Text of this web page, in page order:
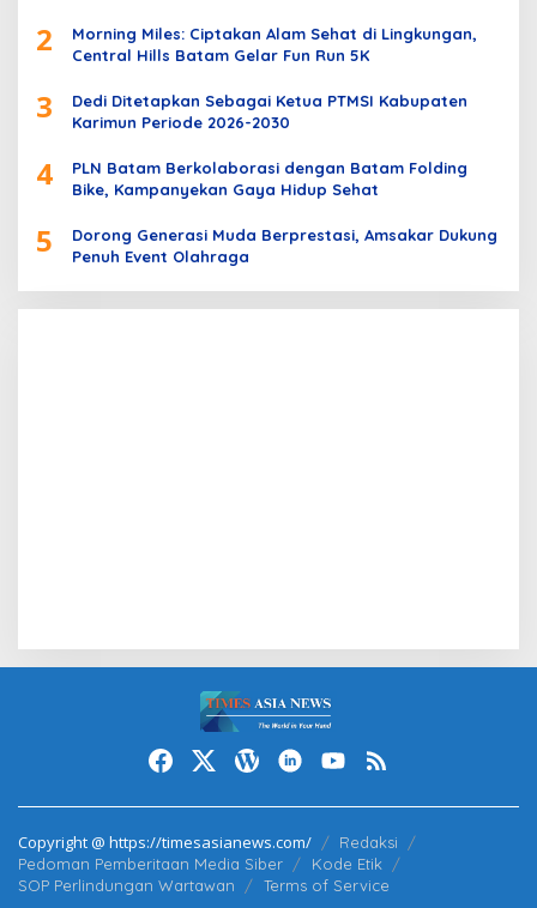
2
Morning Miles: Ciptakan Alam Sehat di Lingkungan,
Central Hills Batam Gelar Fun Run 5K
3
Dedi Ditetapkan Sebagai Ketua PTMSI Kabupaten
Karimun Periode 2026-2030
4
PLN Batam Berkolaborasi dengan Batam Folding
Bike, Kampanyekan Gaya Hidup Sehat
5
Dorong Generasi Muda Berprestasi, Amsakar Dukung
Penuh Event Olahraga
Copyright @ https://timesasianews.com/
Redaksi
Pedoman Pemberitaan Media Siber
Kode Etik
SOP Perlindungan Wartawan
Terms of Service